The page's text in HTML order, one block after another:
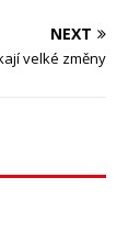
NEXT
velké změny